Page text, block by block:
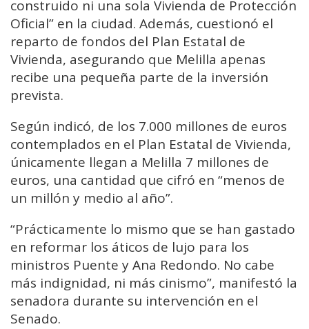
construido ni una sola Vivienda de Protección
Oficial” en la ciudad. Además, cuestionó el
reparto de fondos del Plan Estatal de
Vivienda, asegurando que Melilla apenas
recibe una pequeña parte de la inversión
prevista.
Según indicó, de los 7.000 millones de euros
contemplados en el Plan Estatal de Vivienda,
únicamente llegan a Melilla 7 millones de
euros, una cantidad que cifró en “menos de
un millón y medio al año”.
“Prácticamente lo mismo que se han gastado
en reformar los áticos de lujo para los
ministros Puente y Ana Redondo. No cabe
más indignidad, ni más cinismo”, manifestó la
senadora durante su intervención en el
Senado.